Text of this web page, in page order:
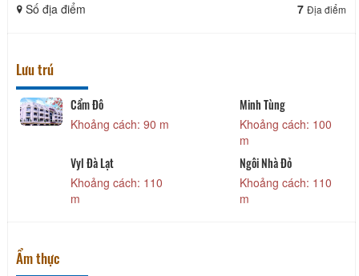
Số địa điểm 7 Địa điểm
Lưu trú
Cẩm Đô
Khoảng cách: 90 m
Minh Tùng
Khoảng cách: 100
m
Vyl Đà Lạt
Khoảng cách: 110
m
Ngôi Nhà Đỏ
Khoảng cách: 110
m
Ẩm thực